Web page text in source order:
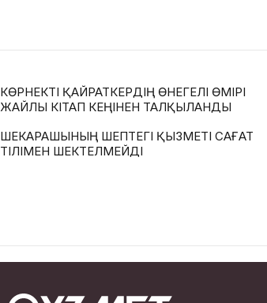
КӨРНЕКТІ ҚАЙРАТКЕРДІҢ ӨНЕГЕЛІ ӨМІРІ
ЖАЙЛЫ КІТАП КЕҢІНЕН ТАЛҚЫЛАНДЫ
ШЕКАРАШЫНЫҢ ШЕПТЕГІ ҚЫЗМЕТІ САҒАТ
ТІЛІМЕН ШЕКТЕЛМЕЙДІ